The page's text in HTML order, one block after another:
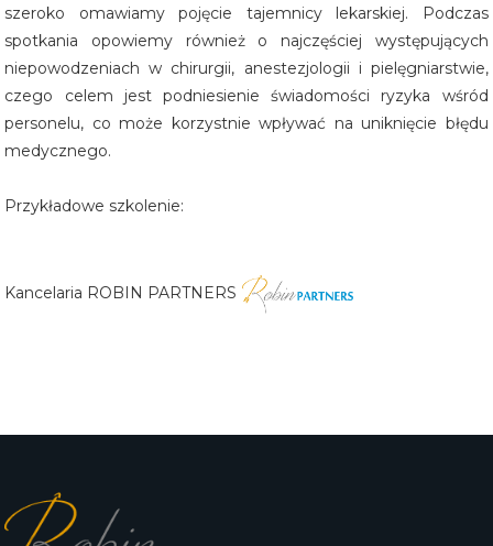
szeroko omawiamy pojęcie tajemnicy lekarskiej. Podczas
spotkania opowiemy również o najczęściej występujących
niepowodzeniach w chirurgii, anestezjologii i pielęgniarstwie,
czego celem jest podniesienie świadomości ryzyka wśród
personelu, co może korzystnie wpływać na uniknięcie błędu
medycznego.
Przykładowe szkolenie:
Kancelaria ROBIN PARTNERS